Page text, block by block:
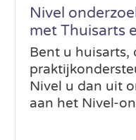
Nivel
met Thuisarts
Bent u huisarts,
Nivel u dan uit
aan het Nivel-